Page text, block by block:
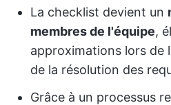
La checklist devient un
membres de l'équipe,
approximations lors de
de la résolution des
Grâce à un processus